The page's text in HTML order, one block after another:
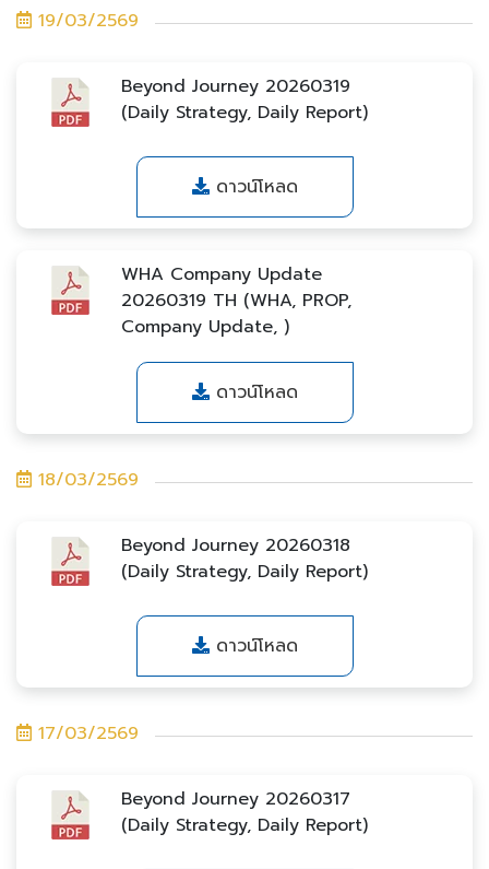
19/03/2569
Beyond Journey 20260319
(Daily Strategy, Daily Report)
ดาวน์โหลด
WHA Company Update
20260319 TH (WHA, PROP,
Company Update, )
ดาวน์โหลด
18/03/2569
Beyond Journey 20260318
(Daily Strategy, Daily Report)
ดาวน์โหลด
17/03/2569
Beyond Journey 20260317
(Daily Strategy, Daily Report)